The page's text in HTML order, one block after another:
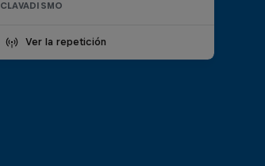
CLAVADISMO
Ver la repetición